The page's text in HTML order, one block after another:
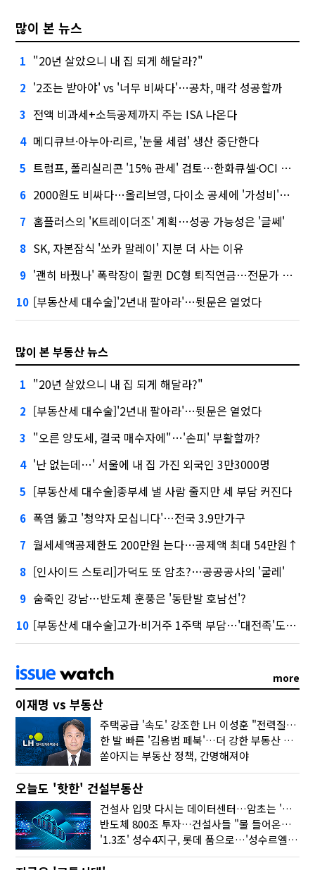
많이 본 뉴스
1 "20년 살았으니 내 집 되게 해달라?"
2 '2조는 받아야' vs '너무 비싸다'…공차, 매각 성공할까
3 전액 비과세+소득공제까지 주는 ISA 나온다
4 메디큐브·아누아·리르, '눈물 세럼' 생산 중단한다
5 트럼프, 폴리실리콘 '15% 관세' 검토…한화큐셀·OCI 영향은?
6 2000원도 비싸다…올리브영, 다이소 공세에 '가성비'로 맞불
7 홈플러스의 'K트레이더조' 계획…성공 가능성은 '글쎄'
8 SK, 자본잠식 '쏘카 말레이' 지분 더 사는 이유
9 '괜히 바꿨나' 폭락장이 할퀸 DC형 퇴직연금…전문가 조언은
10 [부동산세 대수술]'2년내 팔아라'…뒷문은 열었다
많이 본 부동산 뉴스
1 "20년 살았으니 내 집 되게 해달라?"
2 [부동산세 대수술]'2년내 팔아라'…뒷문은 열었다
3 "오른 양도세, 결국 매수자에"…'손피' 부활할까?
4 '난 없는데…' 서울에 내 집 가진 외국인 3만3000명
5 [부동산세 대수술]종부세 낼 사람 줄지만 세 부담 커진다
6 폭염 뚫고 '청약자 모십니다'…전국 3.9만가구
7 월세세액공제한도 200만원 는다…공제액 최대 54만원↑
8 [인사이드 스토리]가덕도 또 암초?…공공공사의 '굴레'
9 숨죽인 강남…반도체 훈풍은 '동탄발 호남선'?
10 [부동산세 대수술]고가·비거주 1주택 부담…'대전족'도 불똥
more
이재명 vs 부동산
주택공급 '속도' 강조한 LH 이성훈 "전력질주해야"
한 발 빠른 '김용범 페북'…더 강한 부동산 규제 나오나
쏟아지는 부동산 정책, 간명해져야
오늘도 '핫한' 건설부동산
건설사 입맛 다시는 데이터센터…암초는 '주민 반대'
반도체 800조 투자…건설사들 "물 들어온다!"
'1.3조' 성수4지구, 롯데 품으로…'성수르엘 S70' 거듭